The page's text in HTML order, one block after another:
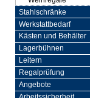
Stahlschränke
Werkstattbedarf
Kästen und Behälter
Lagerbühnen
Leitern
Regalprüfung
Angebote